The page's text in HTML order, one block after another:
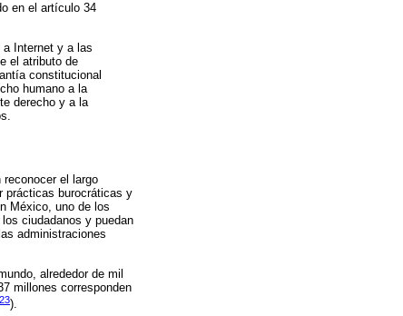
en el artículo 34
Internet y a las
el atributo de
constitucional
humano a la
derecho y a la
el largo
prácticas burocráticas y
México, uno de los
ciudadanos y puedan
administraciones
alrededor de mil
millones corresponden
).